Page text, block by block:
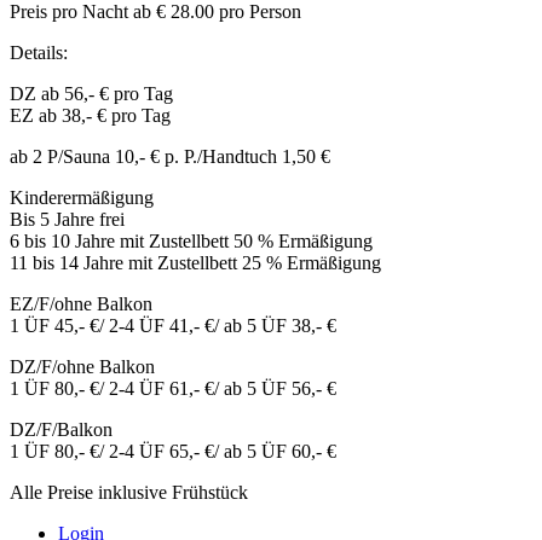
Preis pro Nacht ab € 28.00 pro Person
Details:
DZ ab 56,- € pro Tag
EZ ab 38,- € pro Tag
ab 2 P/Sauna 10,- € p. P./Handtuch 1,50 €
Kinderermäßigung
Bis 5 Jahre frei
6 bis 10 Jahre mit Zustellbett 50 % Ermäßigung
11 bis 14 Jahre mit Zustellbett 25 % Ermäßigung
EZ/F/ohne Balkon
1 ÜF 45,- €/ 2-4 ÜF 41,- €/ ab 5 ÜF 38,- €
DZ/F/ohne Balkon
1 ÜF 80,- €/ 2-4 ÜF 61,- €/ ab 5 ÜF 56,- €
DZ/F/Balkon
1 ÜF 80,- €/ 2-4 ÜF 65,- €/ ab 5 ÜF 60,- €
Alle Preise inklusive Frühstück
Login